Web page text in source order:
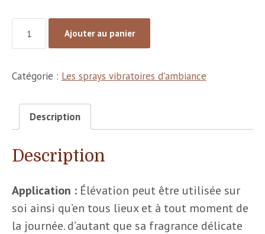
Ajouter au panier
Catégorie : Les sprays vibratoires d'ambiance
Description
Description
Application : Élévation peut être utilisée sur
soi ainsi qu’en tous lieux et à tout moment de
la journée. d’autant que sa fragrance délicate